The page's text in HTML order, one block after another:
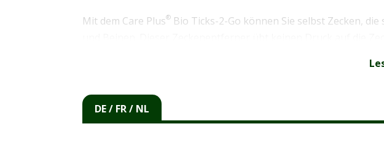
Mit dem Care Plus® Bio Ticks-2-Go können Sie selbst Zecken,
DE / FR / NL